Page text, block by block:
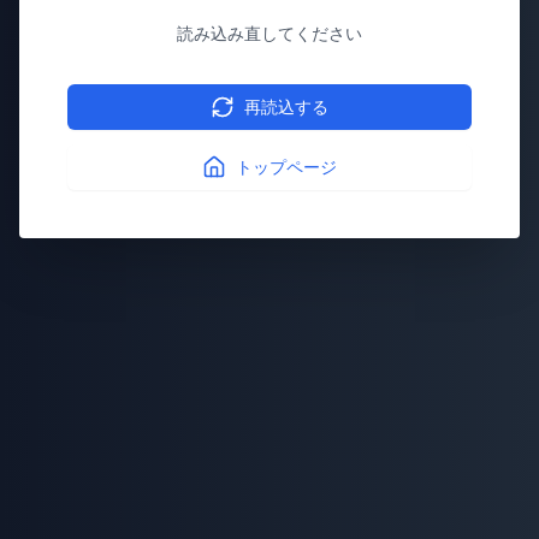
読み込み直してください
再読込する
トップページ